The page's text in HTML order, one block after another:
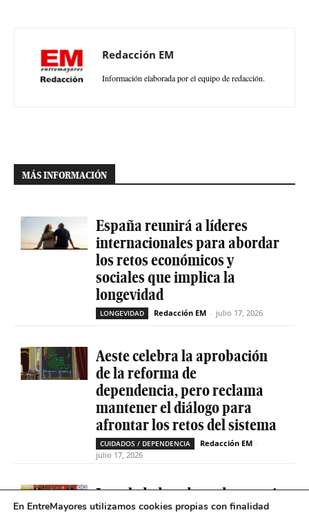
Redacción EM
Información elaborada por el equipo de redacción.
MÁS INFORMACIÓN
España reunirá a líderes
internacionales para abordar
los retos económicos y
sociales que implica la
longevidad
LONGEVIDAD Redacción EM - julio 17, 2026
Aeste celebra la aprobación
de la reforma de
dependencia, pero reclama
mantener el diálogo para
afrontar los retos del sistema
CUIDADOS / DEPENDENCIA Redacción EM -
julio 17, 2026
La soledad no deseada es casi
En EntreMayores utilizamos cookies propias con finalidad